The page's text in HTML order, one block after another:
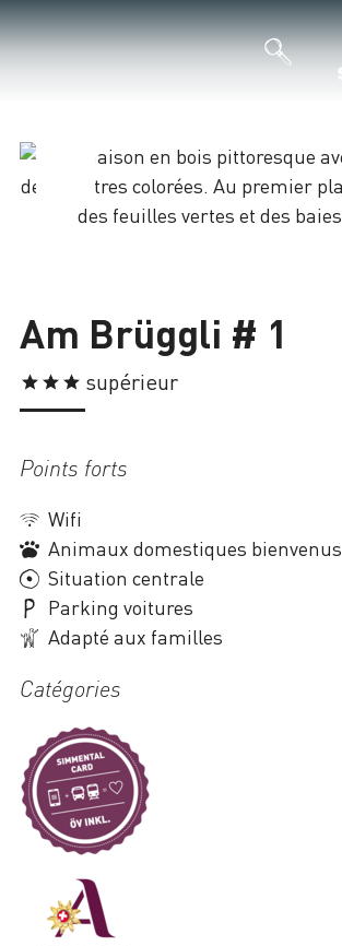
Am Brüggli # 1
supérieur
Points forts
Wifi
Animaux domestiques bienvenus
Situation centrale
Parking voitures
Adapté aux familles
Catégories